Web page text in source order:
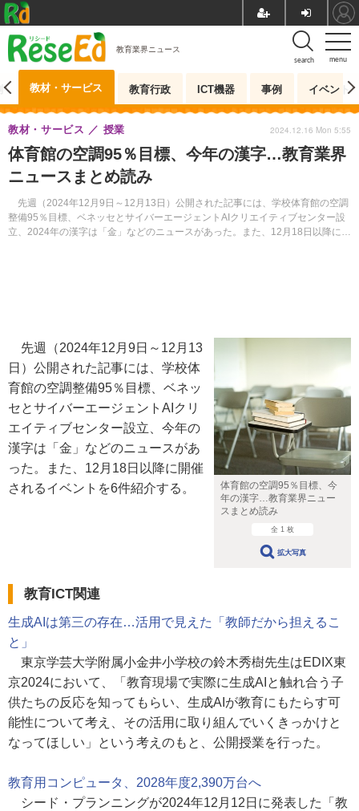
menu
search
教育業界ニュース
教材・サービス 教育行政 ICT機器 事例 イベント
体育館の空調95％目標、今年の漢字…教育業界
ニュースまとめ読み
先週（2024年12月9日～12月13日）公開された記事には、学校体育館の空調
整備95％目標、ベネッセとサイバーエージェントAIクリエイティブセンター設
立、2024年の漢字は「金」などのニュースがあった。また、12月18日以降に開
教材・サービス 授業 2024.12.16 Mon 5:55
体育館の空調95％目標、今
年の漢字…教育業界ニュー
スまとめ読み
全 1 枚
拡大写真
先週（2024年12月9日～12月13
日）公開された記事には、学校体
育館の空調整備95％目標、ベネッ
セとサイバーエージェントAIクリ
エイティブセンター設立、今年の
漢字は「金」などのニュースがあ
った。また、12月18日以降に開催
されるイベントを6件紹介する。
教育ICT関連
生成AIは第三の存在…活用で見えた「教師だから担えるこ
と」
東京学芸大学附属小金井小学校の鈴木秀樹先生はEDIX東
京2024において、「教育現場で実際に生成AIと触れ合う子
供たちの反応を知ってもらい、生成AIが教育にもたらす可
能性について考え、その活用に取り組んでいくきっかけと
なってほしい」という考えのもと、公開授業を行った。
教育用コンピュータ、2028年度2,390万台へ
シード・プランニングが2024年12月12日に発表した「教